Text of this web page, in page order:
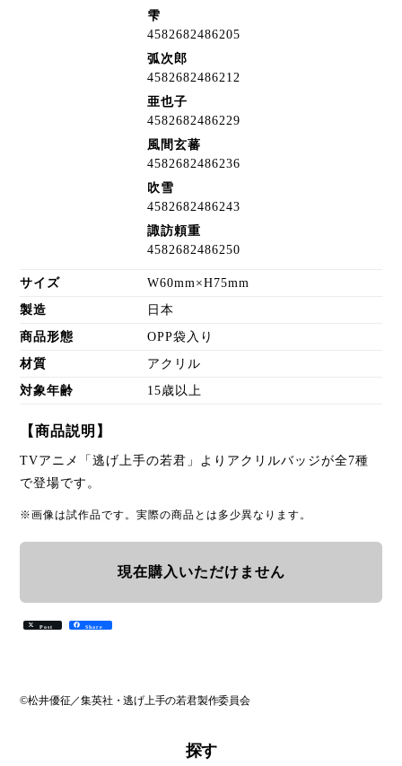
雫
4582682486205
弧次郎
4582682486212
亜也子
4582682486229
風間玄蕃
4582682486236
吹雪
4582682486243
諏訪頼重
4582682486250
サイズ W60mm×H75mm
製造 日本
商品形態 OPP袋入り
材質 アクリル
対象年齢 15歳以上
【商品説明】
TVアニメ「逃げ上手の若君」よりアクリルバッジが全7種
で登場です。
※画像は試作品です。実際の商品とは多少異なります。
現在購入いただけません
Post Share
©松井優征／集英社・逃げ上手の若君製作委員会
探す